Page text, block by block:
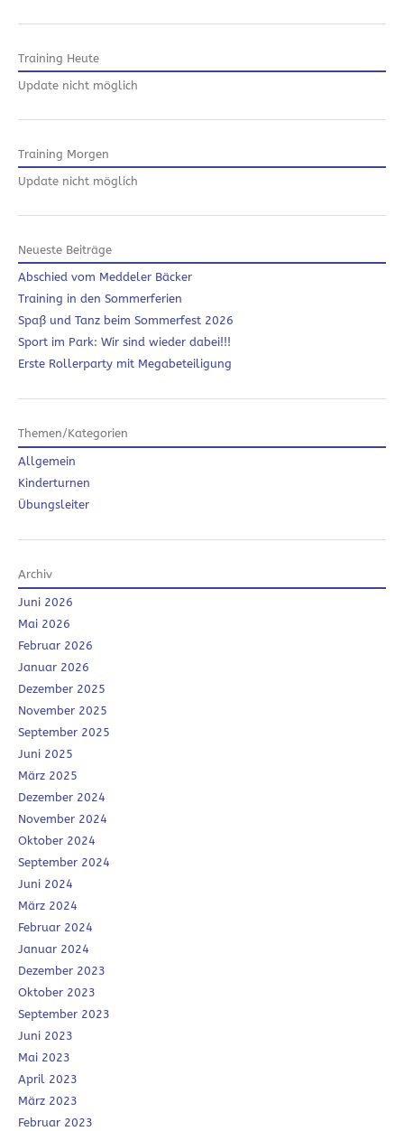
Training Heute
Update nicht möglich
Training Morgen
Update nicht möglich
Neueste Beiträge
Abschied vom Meddeler Bäcker
Training in den Sommerferien
Spaß und Tanz beim Sommerfest 2026
Sport im Park: Wir sind wieder dabei!!!
Erste Rollerparty mit Megabeteiligung
Themen/Kategorien
Allgemein
Kinderturnen
Übungsleiter
Archiv
Juni 2026
Mai 2026
Februar 2026
Januar 2026
Dezember 2025
November 2025
September 2025
Juni 2025
März 2025
Dezember 2024
November 2024
Oktober 2024
September 2024
Juni 2024
März 2024
Februar 2024
Januar 2024
Dezember 2023
Oktober 2023
September 2023
Juni 2023
Mai 2023
April 2023
März 2023
Februar 2023